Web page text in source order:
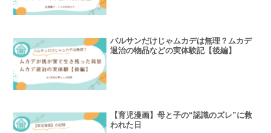
バルサンだけじゃムカデは無理？ムカデ
退治の物品などの実体験記【後編】
【育児漫画】母と子の“認識のズレ”に救
われた日